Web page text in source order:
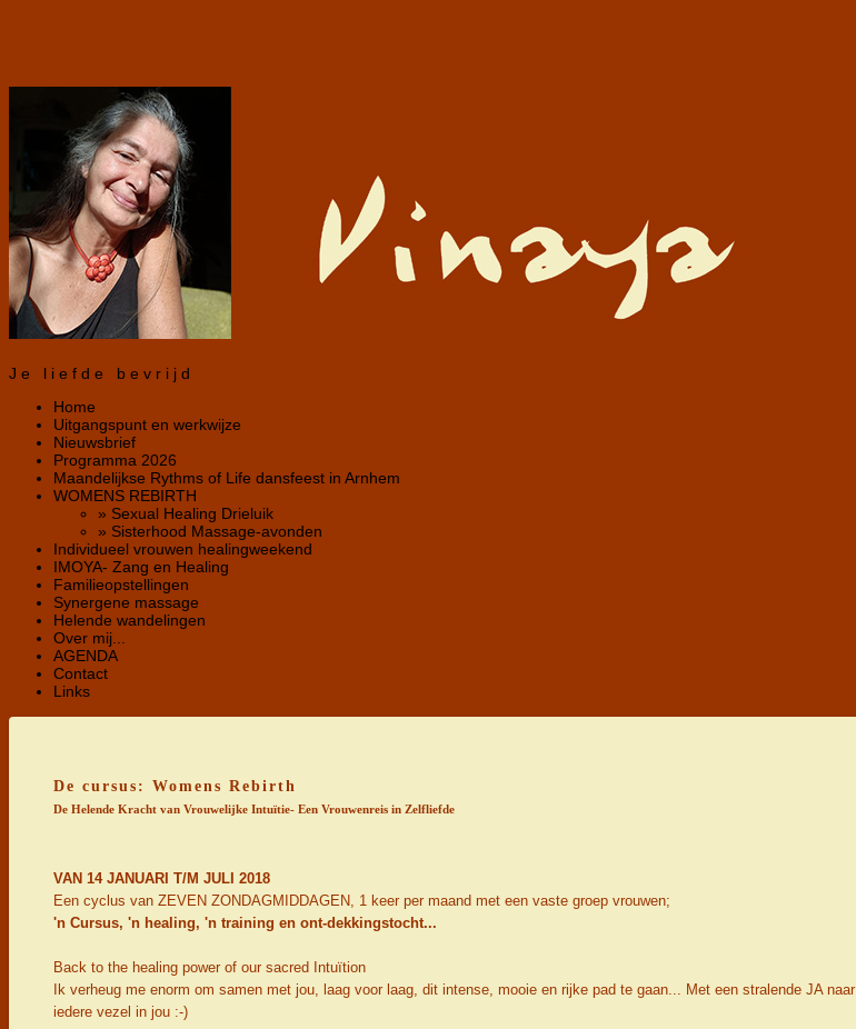
Je liefde bevrijd
Home
Uitgangspunt en werkwijze
Nieuwsbrief
Programma 2026
Maandelijkse Rythms of Life dansfeest in Arnhem
WOMENS REBIRTH
» Sexual Healing Drieluik
» Sisterhood Massage-avonden
Individueel vrouwen healingweekend
IMOYA- Zang en Healing
Familieopstellingen
Synergene massage
Helende wandelingen
Over mij...
AGENDA
Contact
Links
De cursus: Womens Rebirth
De Helende Kracht van Vrouwelijke Intuïtie- Een Vrouwenreis in Zelfliefde
VAN 14 JANUARI T/M JULI 2018
Een cyclus van ZEVEN ZONDAGMIDDAGEN, 1 keer per maand met een vaste groep vrouwen;
'n Cursus, 'n healing, 'n training en ont-dekkingstocht...
Back to the healing power of our sacred Intuïtion
Ik verheug me enorm om samen met jou, laag voor laag, dit intense, mooie en rijke pad te gaan... Met een stralende JA naar
iedere vezel in jou :-)